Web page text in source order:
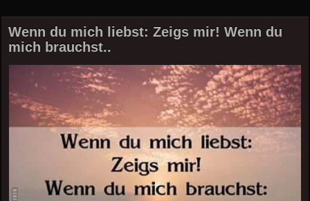
Wenn du mich liebst: Zeigs mir! Wenn du
mich brauchst..